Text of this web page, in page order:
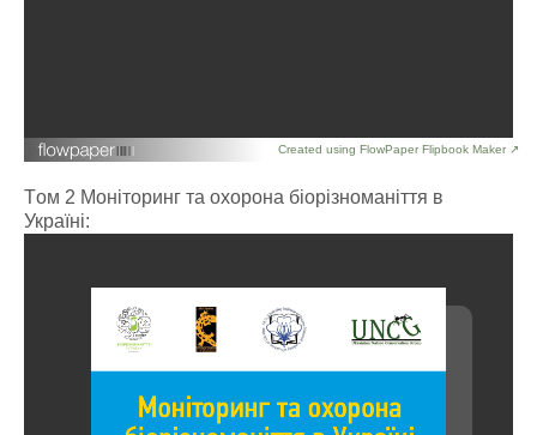
Created using FlowPaper Flipbook Maker ↗
Tом 2 Моніторинг та охорона біорізноманіття в
Україні: